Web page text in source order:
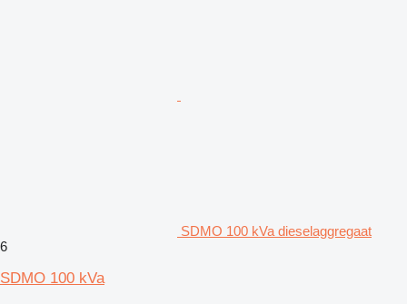
SDMO 100 kVa dieselaggregaat
6
SDMO 100 kVa